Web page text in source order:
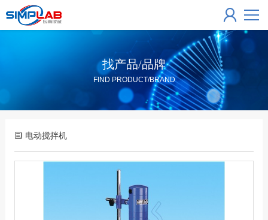
找产品/品牌
FIND PRODUCT/BRAND
电动搅拌机